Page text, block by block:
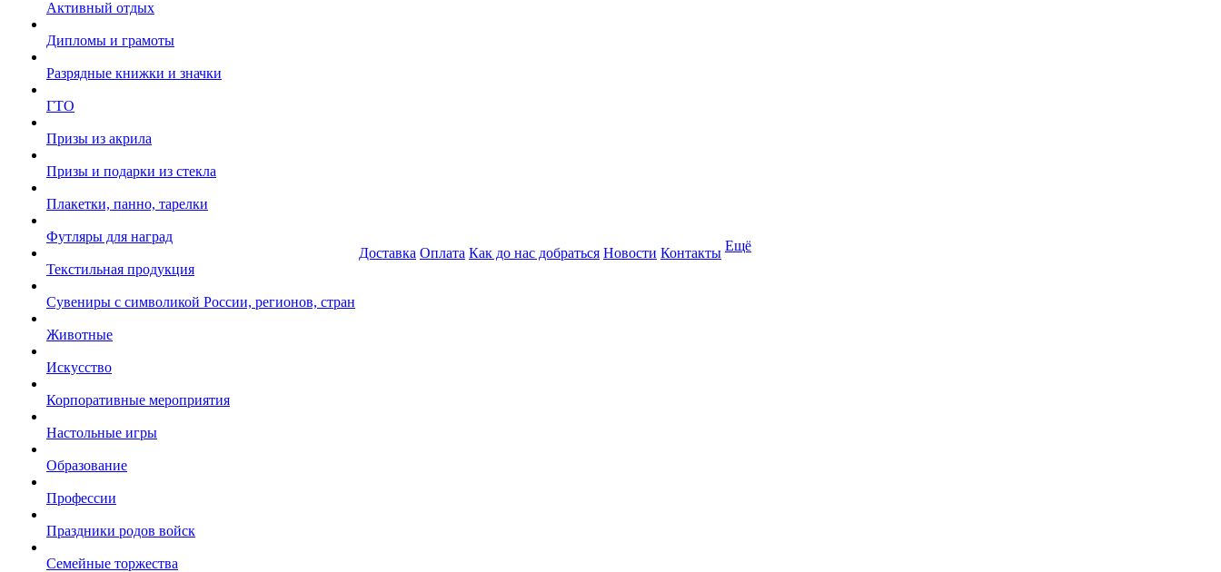
Активный отдых
Дипломы и грамоты
Разрядные книжки и значки
ГТО
Призы из акрила
Призы и подарки из стекла
Плакетки, панно, тарелки
Футляры для наград
Текстильная продукция
Сувениры с символикой России, регионов, стран
Животные
Искусство
Корпоративные мероприятия
Настольные игры
Образование
Профессии
Праздники родов войск
Семейные торжества
Доставка Оплата Как до нас добраться Новости Контакты Ещё